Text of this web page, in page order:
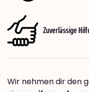
Zuverlässige
Wir nehmen dir den